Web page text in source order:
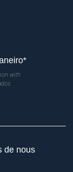
with
de nous